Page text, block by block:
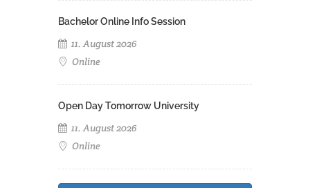
Bachelor Online Info Session
11. August 2026
Online
Open Day Tomorrow University
11. August 2026
Online